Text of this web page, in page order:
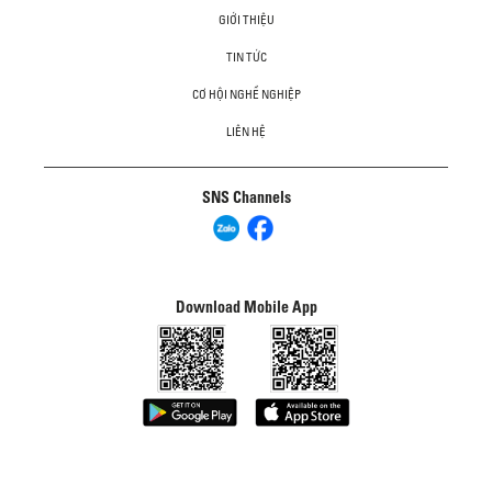
GIỚI THIỆU
TIN TỨC
CƠ HỘI NGHỀ NGHIỆP
LIÊN HỆ
SNS Channels
Download Mobile App